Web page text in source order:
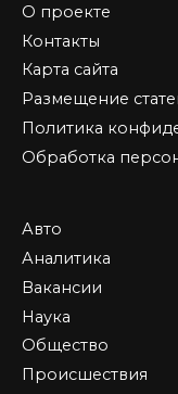
О проекте
Контакты
Карта сайта
Размещение
Политика
Обработка
Авто
Аналитика
Вакансии
Наука
Общество
Происшествия